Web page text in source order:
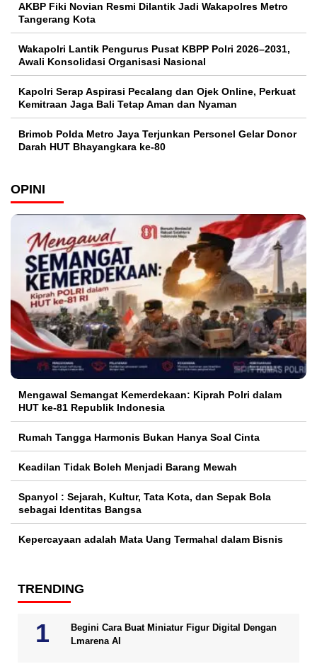
AKBP Fiki Novian Resmi Dilantik Jadi Wakapolres Metro
Tangerang Kota
Wakapolri Lantik Pengurus Pusat KBPP Polri 2026–2031,
Awali Konsolidasi Organisasi Nasional
Kapolri Serap Aspirasi Pecalang dan Ojek Online, Perkuat
Kemitraan Jaga Bali Tetap Aman dan Nyaman
Brimob Polda Metro Jaya Terjunkan Personel Gelar Donor
Darah HUT Bhayangkara ke-80
OPINI
Mengawal Semangat Kemerdekaan: Kiprah Polri dalam
HUT ke-81 Republik Indonesia
Rumah Tangga Harmonis Bukan Hanya Soal Cinta
Keadilan Tidak Boleh Menjadi Barang Mewah
Spanyol : Sejarah, Kultur, Tata Kota, dan Sepak Bola
sebagai Identitas Bangsa
Kepercayaan adalah Mata Uang Termahal dalam Bisnis
TRENDING
Begini Cara Buat Miniatur Figur Digital Dengan
Lmarena AI